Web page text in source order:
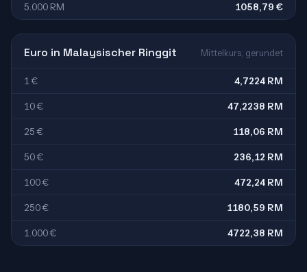
5.000 RM 1058,79 €
Euro in Malaysischer Ringgit Mittelkurs, gerundet
1 € 4,7224 RM
10 € 47,2238 RM
25 € 118,06 RM
50 € 236,12 RM
100 € 472,24 RM
250 € 1180,59 RM
1.000 € 4722,38 RM